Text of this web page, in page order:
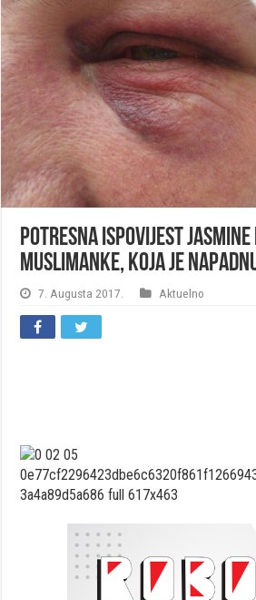
Potresna ispovijest
muslimanke, koja je
7. Augusta 2017. Aktuelno